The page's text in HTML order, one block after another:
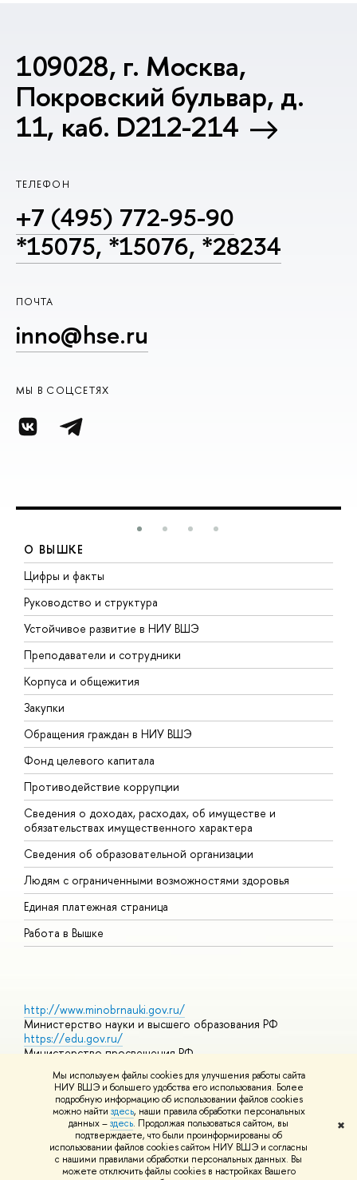
Мы используем файлы cookies для улучшения работы сайта
НИУ ВШЭ и большего удобства его использования. Более
подробную информацию об использовании файлов cookies
можно найти здесь, наши правила обработки персональных
данных –здесь. Продолжая пользоваться сайтом, вы
подтверждаете, что были проинформированы об
использовании файлов cookies сайтом НИУ ВШЭ и согласны
с нашими правилами обработки персональных данных. Вы
можете отключить файлы cookies в настройках Вашего
✖
109028, г. Москва,
Покровский бульвар, д.
11, каб. D212-214
ТЕЛЕФОН
+7 (495) 772-95-90
*15075, *15076, *28234
ПОЧТА
inno@hse.ru
МЫ В СОЦСЕТЯХ
О ВЫШКЕ
Цифры и факты
Руководство и структура
Устойчивое развитие в НИУ ВШЭ
Преподаватели и сотрудники
Корпуса и общежития
Закупки
Обращения граждан в НИУ ВШЭ
Фонд целевого капитала
Противодействие коррупции
Сведения о доходах, расходах, об имуществе и
обязательствах имущественного характера
Сведения об образовательной организации
Людям с ограниченными возможностями здоровья
Единая платежная страница
Работа в Вышке
http://www.minobrnauki.gov.ru/
Министерство науки и высшего образования РФ
https://edu.gov.ru/
Министерство просвещения РФ
https://elearning.hse.ru/mooc
Массовые открытые онлайн-курсы
© НИУ ВШЭ 1993–2026 Адреса и контактыУсловия
использования материалов Политика конфиденциальности
Шрифты HSE Sans и HSE Slab разработаны вШколе дизайна НИУ